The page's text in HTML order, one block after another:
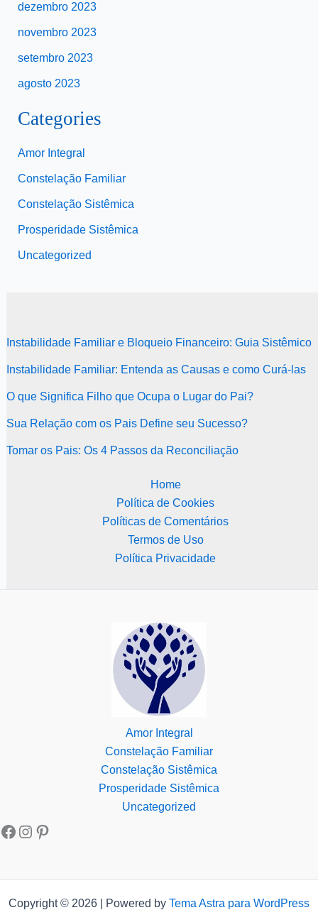
dezembro 2023
novembro 2023
setembro 2023
agosto 2023
Categories
Amor Integral
Constelação Familiar
Constelação Sistêmica
Prosperidade Sistêmica
Uncategorized
Instabilidade Familiar e Bloqueio Financeiro: Guia Sistêmico
Instabilidade Familiar: Entenda as Causas e como Curá-las
O que Significa Filho que Ocupa o Lugar do Pai?
Sua Relação com os Pais Define seu Sucesso?
Tomar os Pais: Os 4 Passos da Reconciliação
Home
Política de Cookies
Políticas de Comentários
Termos de Uso
Política Privacidade
Amor Integral
Constelação Familiar
Constelação Sistêmica
Prosperidade Sistêmica
Uncategorized
Copyright © 2026 | Powered by Tema Astra para WordPress